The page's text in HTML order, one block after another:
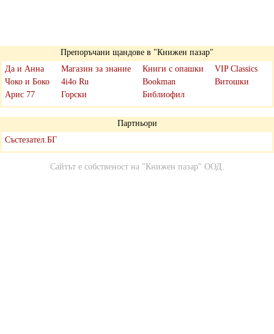
Препоръчани щандове в "Книжен пазар"
Да и Анна
Чоко и Боко
Арис 77
Магазин за знание
4i4o Ru
Горски
Книги с опашки
Bookman
Библиофил
VIP Classics
Витошки
Партньори
Състезател.БГ
Сайтът е собственост на "Книжен пазар" ООД.